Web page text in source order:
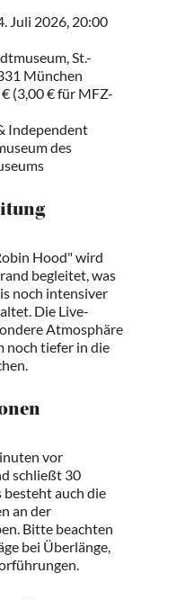
Juli 2026, 20:00
St.-
München
(3,00 € für MFZ-
Independent
des
Hood" wird
begleitet, was
noch intensiver
Die Live-
Atmosphäre
noch tiefer in die
vor
schließt 30
besteht auch die
an der
Bitte beachten
bei Überlänge,